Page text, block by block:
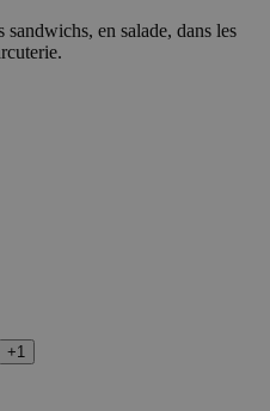
en salade, dans les
+1